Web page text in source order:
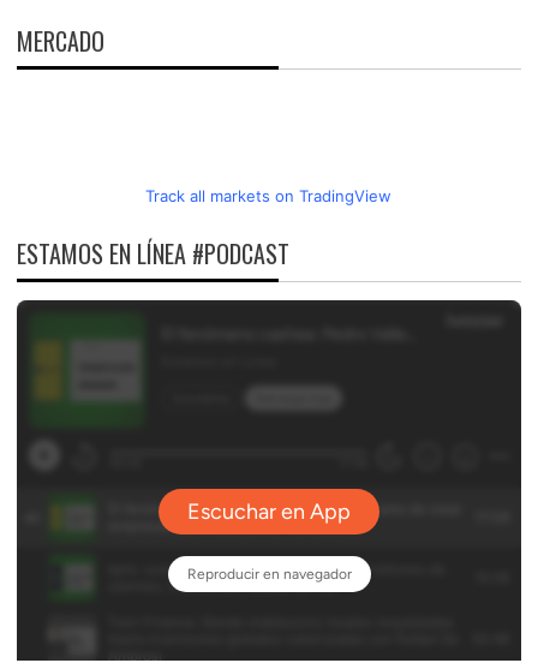
MERCADO
Track all markets on TradingView
ESTAMOS EN LÍNEA #PODCAST